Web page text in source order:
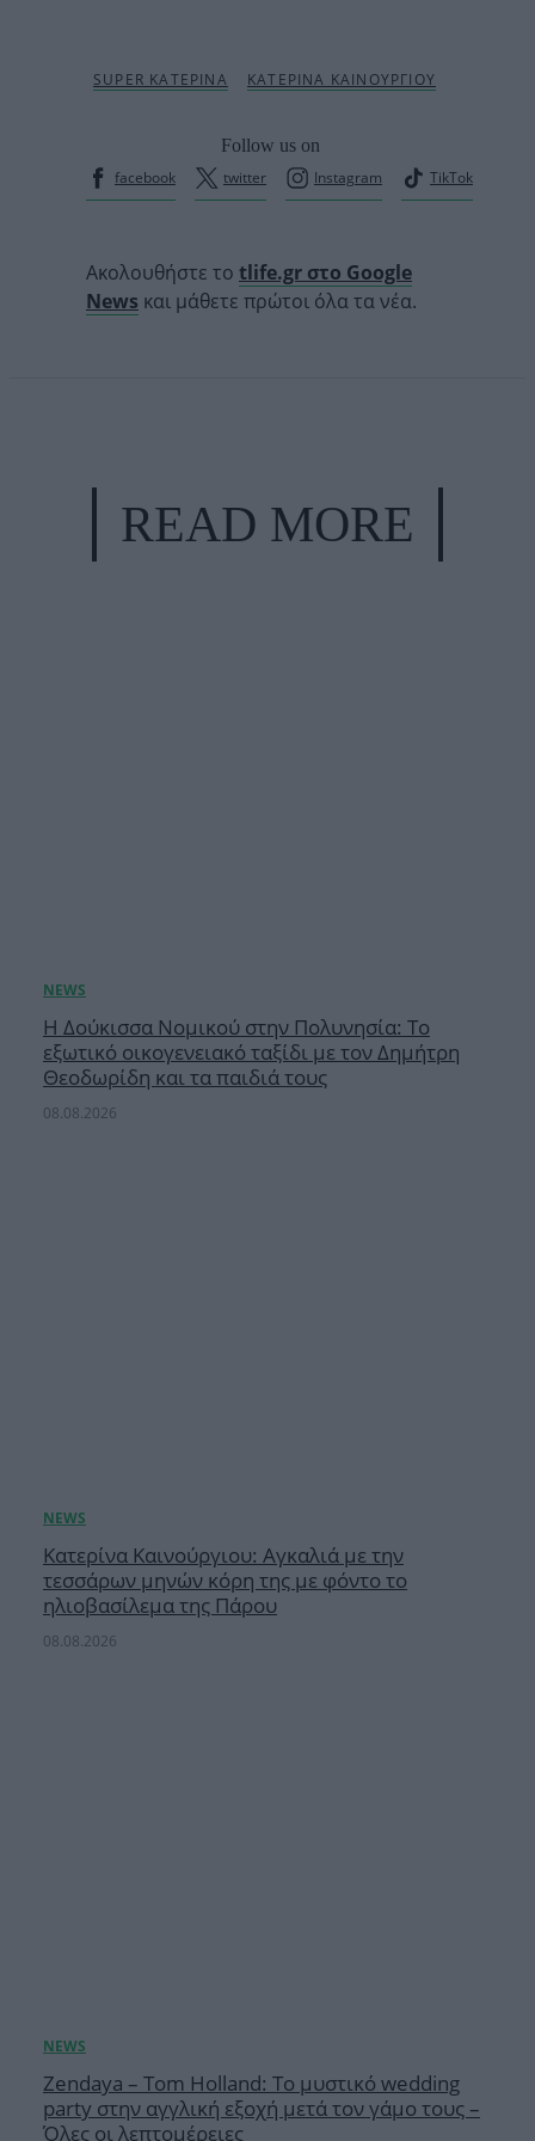
Follow us on
facebook
twitter Instagram TikTok
Ακολουθήστε το tlife.gr στο Google
News και μάθετε πρώτοι όλα τα νέα.
READ MORE
Η Δούκισσα Νομικού στην Πολυνησία: Το
εξωτικό οικογενειακό ταξίδι με τον Δημήτρη
Θεοδωρίδη και τα παιδιά τους
08.08.2026
Κατερίνα Καινούργιου: Αγκαλιά με την
τεσσάρων μηνών κόρη της με φόντο το
ηλιοβασίλεμα της Πάρου
08.08.2026
Zendaya – Tom Holland: Το μυστικό wedding
party στην αγγλική εξοχή μετά τον γάμο τους –
Όλες οι λεπτομέρειες